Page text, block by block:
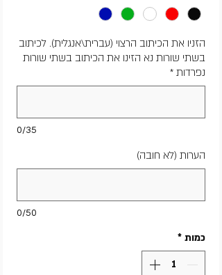
הזניו את הכיתוב הרצוי (עברית\אנגלית). לכיתוב
בשתי שורות נא הזינו את הכיתוב בשתי שורות
נפרדות *
0/35
הערות (לא חובה)
0/50
כמות *